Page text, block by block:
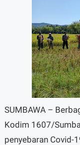
SUMBAWA –
Kodim 1607/
penyebaran Covid-